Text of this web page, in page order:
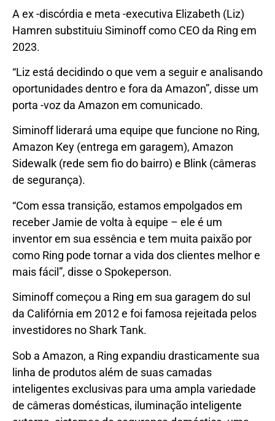
A ex -discórdia e meta -executiva Elizabeth (Liz)
Hamren substituiu Siminoff como CEO da Ring em
2023.
“Liz está decidindo o que vem a seguir e analisando
oportunidades dentro e fora da Amazon”, disse um
porta -voz da Amazon em comunicado.
Siminoff liderará uma equipe que funcione no Ring,
Amazon Key (entrega em garagem), Amazon
Sidewalk (rede sem fio do bairro) e Blink (câmeras
de segurança).
“Com essa transição, estamos empolgados em
receber Jamie de volta à equipe – ele é um
inventor em sua essência e tem muita paixão por
como Ring pode tornar a vida dos clientes melhor e
mais fácil”, disse o Spokeperson.
Siminoff começou a Ring em sua garagem do sul
da Califórnia em 2012 e foi famosa rejeitada pelos
investidores no Shark Tank.
Sob a Amazon, a Ring expandiu drasticamente sua
linha de produtos além de suas camadas
inteligentes exclusivas para uma ampla variedade
de câmeras domésticas, iluminação inteligente